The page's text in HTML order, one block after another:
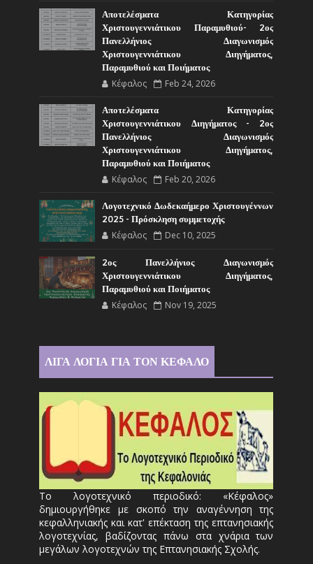
Αποτελέσματα Κατηγορίας
Χριστουγεννιάτικου Παραμυθιού- 2ος
Πανελλήνιος Διαγωνισμός
Χριστουγεννιάτικου Διηγήματος,
Παραμυθιού και Ποιήματος
Κέφαλος Feb 24, 2026
Αποτελέσματα Κατηγορίας
Χριστουγεννιάτικου Διηγήματος - 2ος
Πανελλήνιος Διαγωνισμός
Χριστουγεννιάτικου Διηγήματος,
Παραμυθιού και Ποιήματος
Κέφαλος Feb 20, 2026
Λογοτεχνικό Δωδεκαήμερο Χριστουγέννων
2025 - Πρόσκληση συμμετοχής
Κέφαλος Dec 10, 2025
2ος Πανελλήνιος Διαγωνισμός
Χριστουγεννιάτικου Διηγήματος,
Παραμυθιού και Ποιήματος
Κέφαλος Nov 19, 2025
ΛΙΓΑ ΛΟΓΙΑ ΓΙΑ ΤΟΝ ΚΕΦΑΛΟ
Το λογοτεχνικό περιοδικό: «Κέφαλος»
δημιουργήθηκε με σκοπό την αναγέννηση της
κεφαλληνιακής και κατ' επέκταση της επτανησιακής
λογοτεχνίας, βαδίζοντας πάνω στα χνάρια των
μεγάλων λογοτεχνών της Επτανησιακής Σχολής.